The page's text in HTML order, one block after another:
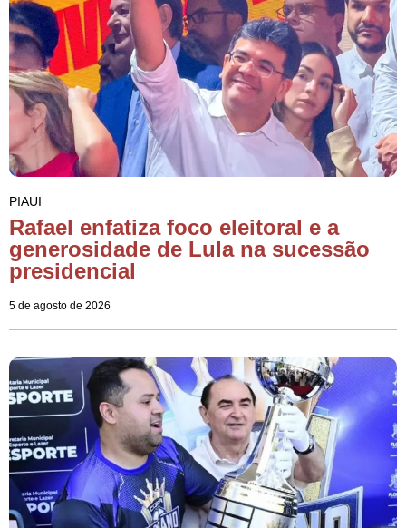
PIAUI
Rafael enfatiza foco eleitoral e a
generosidade de Lula na sucessão
presidencial
5 de agosto de 2026